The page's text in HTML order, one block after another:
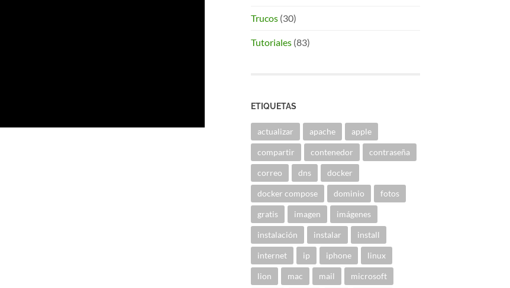
Trucos (30)
Tutoriales (83)
ETIQUETAS
actualizar apache apple
compartir contenedor contraseña
correo dns docker
docker compose dominio fotos
gratis imagen imágenes
instalación instalar install
internet ip iphone linux
lion mac mail microsoft